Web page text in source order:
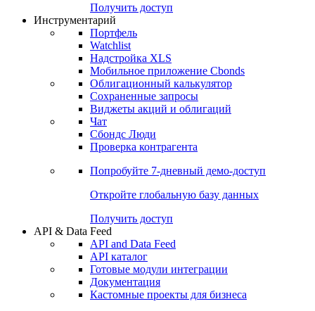
Получить доступ
Инструментарий
Портфель
Watchlist
Надстройка XLS
Мобильное приложение Cbonds
Облигационный калькулятор
Сохраненные запросы
Виджеты акций и облигаций
Чат
Сбондс Люди
Проверка контрагента
Попробуйте 7-дневный демо-доступ
Откройте глобальную базу данных
Получить доступ
API & Data Feed
API and Data Feed
API каталог
Готовые модули интеграции
Документация
Кастомные проекты для бизнеса